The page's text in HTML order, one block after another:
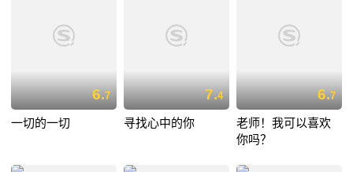
6.7
一切的一切
7.4
寻找心中的你
6.7
老师！我可以喜欢
你吗？